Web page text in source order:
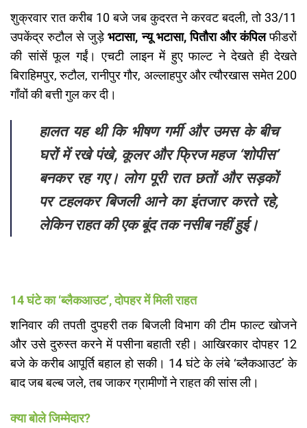
​शुक्रवार रात करीब 10 बजे जब कुदरत ने करवट बदली, तो 33/11
उपकेंद्र रुटौल से जुड़ेभटासा, न्यू भटासा, पितौरा और कंपिलफीडरों
की सांसें फूल गईं। एचटी लाइन में हुए फाल्ट ने देखते ही देखते
बिराहिमपुर, रुटौल, रानीपुर गौर, अल्लाहपुर और त्यौरखास समेत 200
गाँवों की बत्ती गुल कर दी।
हालत यह थी कि भीषण गर्मी और उमस के बीच
घरों में रखे पंखे, कूलर और फ्रिज महज ‘शोपीस’
बनकर रह गए। लोग पूरी रात छतों और सड़कों
पर टहलकर बिजली आने का इंतजार करते रहे,
लेकिन राहत की एक बूंद तक नसीब नहीं हुई।
14 घंटे का ‘ब्लैकआउट’, दोपहर में मिली राहत
​शनिवार की तपती दुपहरी तक बिजली विभाग की टीम फाल्ट खोजने
और उसे दुरुस्त करने में पसीना बहाती रही। आखिरकार दोपहर 12
बजे के करीब आपूर्ति बहाल हो सकी। 14 घंटे के लंबे ‘ब्लैकआउट’ के
बाद जब बल्ब जले, तब जाकर ग्रामीणों ने राहत की सांस ली।
क्या बोले जिम्मेदार?